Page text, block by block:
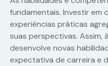
fundamentais. Investir em
experiências práticas
suas perspectivas. Assim,
desenvolve novas
expectativa de carreira e